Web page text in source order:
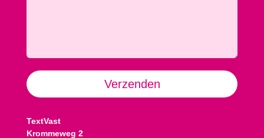
Verzenden
Alternative:
TextVast
Krommeweg 2